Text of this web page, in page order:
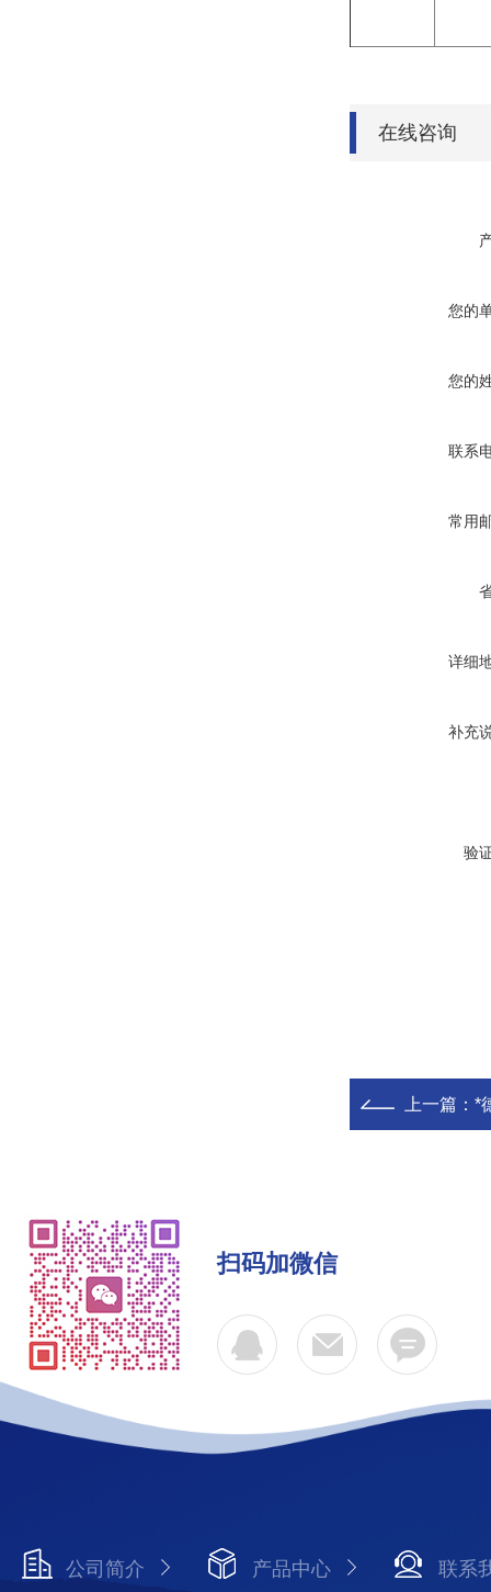
在线咨询
您的
您的
联系
常用
详细
补充
验
上一篇： *
扫码加微信
公司简介 产品中心 联系